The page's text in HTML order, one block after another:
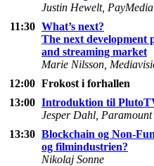
Justin Hewelt,
11:30 What’s next?
The next development
and streaming market
Marie Nilsson,
12:00 Frokost i forhallen
13:00 Introduktion til
Jesper Dahl,
13:30 Blockchain og Non-
og filmindustrien?
Nikolaj Sonne